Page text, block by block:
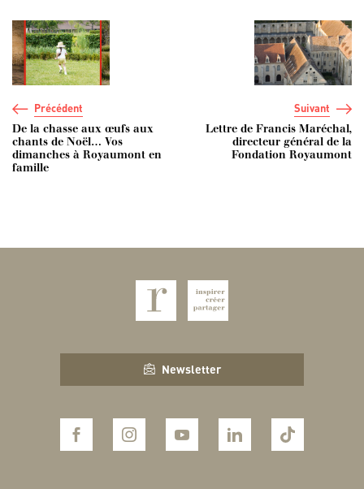
Navigation de l’article
Précédent
De la chasse aux œufs aux
chants de Noël… Vos
dimanches à Royaumont en
famille
Suivant
Lettre de Francis Maréchal,
directeur général de la
Fondation Royaumont
Newsletter